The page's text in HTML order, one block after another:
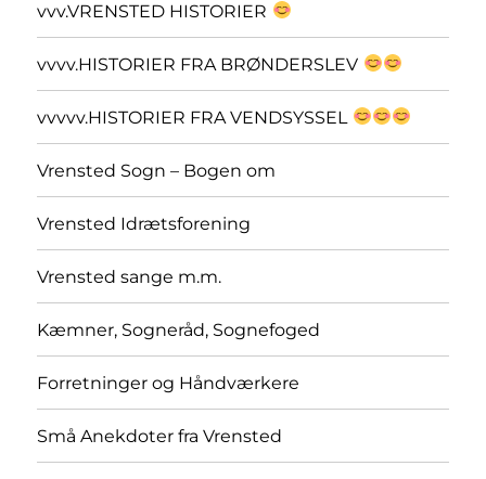
vvv.VRENSTED HISTORIER
vvvv.HISTORIER FRA BRØNDERSLEV
vvvvv.HISTORIER FRA VENDSYSSEL
Vrensted Sogn – Bogen om
Vrensted Idrætsforening
Vrensted sange m.m.
Kæmner, Sogneråd, Sognefoged
Forretninger og Håndværkere
Små Anekdoter fra Vrensted